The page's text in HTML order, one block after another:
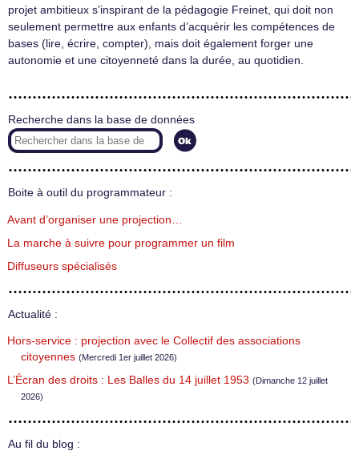
projet ambitieux s’inspirant de la pédagogie Freinet, qui doit non
seulement permettre aux enfants d’acquérir les compétences de
bases (lire, écrire, compter), mais doit également forger une
autonomie et une citoyenneté dans la durée, au quotidien.
Recherche dans la base de données
Boite à outil du programmateur :
Avant d’organiser une projection…
La marche à suivre pour programmer un film
Diffuseurs spécialisés
Actualité :
Hors-service : projection avec le Collectif des associations
citoyennes (Mercredi 1er juillet 2026)
L’Écran des droits : Les Balles du 14 juillet 1953 (Dimanche 12 juillet
2026)
Au fil du blog :